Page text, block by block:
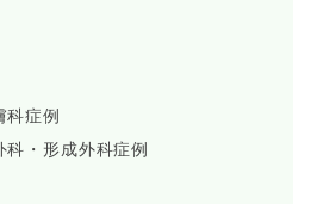
科症例
・形成外科症例